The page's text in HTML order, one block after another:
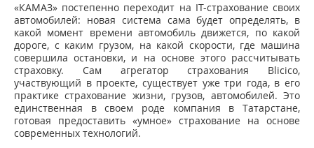
КОНТАКТНАЯ ИНФОРМАЦИЯ
«КАМАЗ» постепенно переходит на IT-страхование своих
автомобилей: новая система сама будет определять, в
какой момент времени автомобиль движется, по какой
дороге, с каким грузом, на какой скорости, где машина
совершила остановки, и на основе этого рассчитывать
страховку. Сам агрегатор страхования Bliciсo,
участвующий в проекте, существует уже три года, в его
практике страхование жизни, грузов, автомобилей. Это
единственная в своем роде компания в Татарстане,
готовая предоставить «умное» страхование на основе
современных технологий.